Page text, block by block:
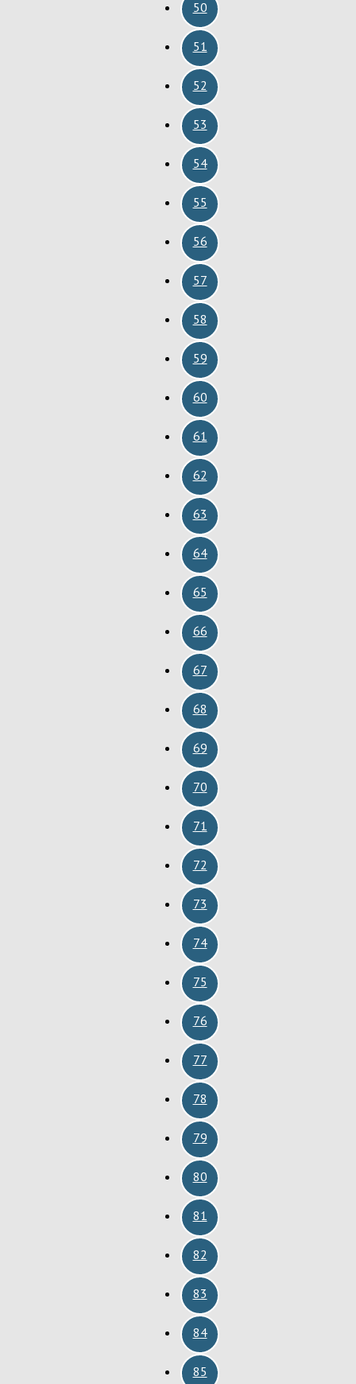
50
51
52
53
54
55
56
57
58
59
60
61
62
63
64
65
66
67
68
69
70
71
72
73
74
75
76
77
78
79
80
81
82
83
84
85